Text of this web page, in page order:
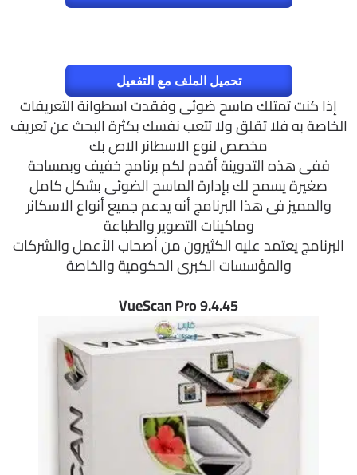
تحميل الملف مع التفعيل
إذا كنت تمتلك ماسح ضوئى وفقدت اسطوانة التعريفات
الخاصة به فلا تقلق ولا تتعب نفسك بكثرة البحث عن تعريف
مخصص لنوع الاسطانر الاص بك
ففى هذه التدوينة أقدم لكم برنامج خفيف وبمساحة
صغيرة يسمح لك بإدارة الماسح الضوئى بشكل كامل
والمميز فى هذا البرنامج أنه يدعم جميع أنواع الاسكانر
وماكينات التصوير والطباعة
البرنامج يعتمد عليه الكثيرون من أصحاب الأعمل والشركات
والمؤسسات الكبرى الحكومية والخاصة
VueScan Pro 9.4.45